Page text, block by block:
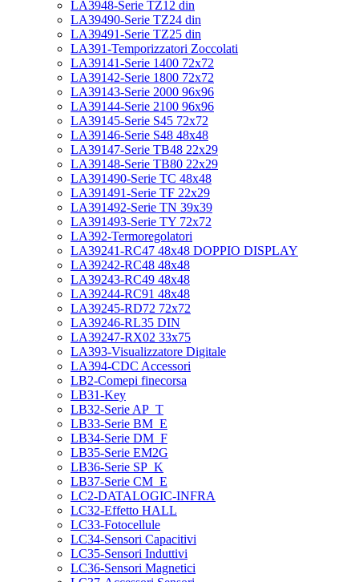
LA3948-Serie TZ12 din
LA39490-Serie TZ24 din
LA39491-Serie TZ25 din
LA391-Temporizzatori Zoccolati
LA39141-Serie 1400 72x72
LA39142-Serie 1800 72x72
LA39143-Serie 2000 96x96
LA39144-Serie 2100 96x96
LA39145-Serie S45 72x72
LA39146-Serie S48 48x48
LA39147-Serie TB48 22x29
LA39148-Serie TB80 22x29
LA391490-Serie TC 48x48
LA391491-Serie TF 22x29
LA391492-Serie TN 39x39
LA391493-Serie TY 72x72
LA392-Termoregolatori
LA39241-RC47 48x48 DOPPIO DISPLAY
LA39242-RC48 48x48
LA39243-RC49 48x48
LA39244-RC91 48x48
LA39245-RD72 72x72
LA39246-RL35 DIN
LA39247-RX02 33x75
LA393-Visualizzatore Digitale
LA394-CDC Accessori
LB2-Comepi finecorsa
LB31-Key
LB32-Serie AP_T
LB33-Serie BM_E
LB34-Serie DM_F
LB35-Serie EM2G
LB36-Serie SP_K
LB37-Serie CM_E
LC2-DATALOGIC-INFRA
LC32-Effetto HALL
LC33-Fotocellule
LC34-Sensori Capacitivi
LC35-Sensori Induttivi
LC36-Sensori Magnetici